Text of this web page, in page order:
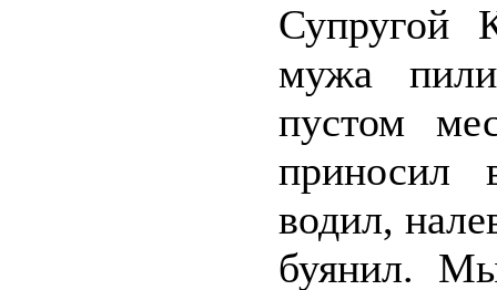
Супругой
мужа
пустом
приносил
водил,
буянил.